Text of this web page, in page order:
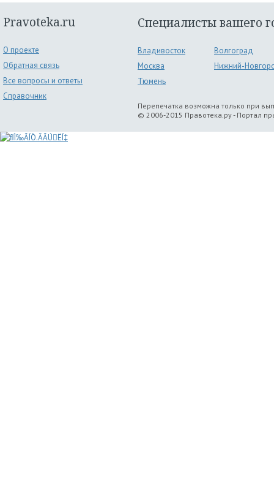
Pravoteka.ru
О проекте
Обратная связь
Все вопросы и ответы
Справочник
Специалисты вашего
Владивосток
Волгоград
Москва
Нижний-
Тюмень
Перепечатка возможна только при
© 2006-2015 Правотека.ру - Портал